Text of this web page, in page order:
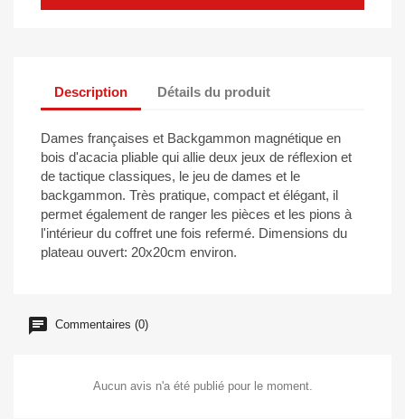
Description Détails du produit
Dames françaises et Backgammon magnétique en
bois d'acacia pliable qui allie deux jeux de réflexion et
de tactique classiques, le jeu de dames et le
backgammon. Très pratique, compact et élégant, il
permet également de ranger les pièces et les pions à
l'intérieur du coffret une fois refermé. Dimensions du
plateau ouvert: 20x20cm environ.
Commentaires (0)
Aucun avis n'a été publié pour le moment.